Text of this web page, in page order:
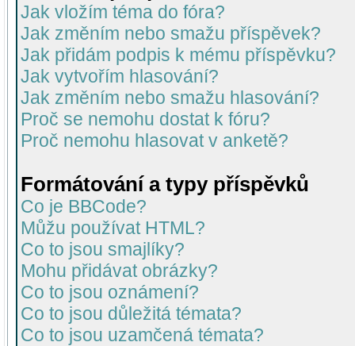
Jak vložím téma do fóra?
Jak změním nebo smažu příspěvek?
Jak přidám podpis k mému příspěvku?
Jak vytvořím hlasování?
Jak změním nebo smažu hlasování?
Proč se nemohu dostat k fóru?
Proč nemohu hlasovat v anketě?
Formátování a typy příspěvků
Co je BBCode?
Můžu používat HTML?
Co to jsou smajlíky?
Mohu přidávat obrázky?
Co to jsou oznámení?
Co to jsou důležitá témata?
Co to jsou uzamčená témata?